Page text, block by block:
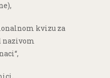
kvizu za
nazivom